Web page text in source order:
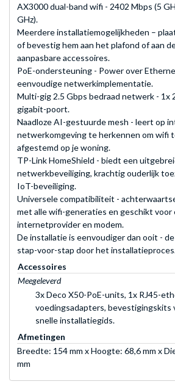
AX3000 dual-band wifi - 2402 Mbps (5
GHz).
Meerdere installatiemogelijkheden –
of bevestig hem aan het plafond of aan
aanpasbare accessoires.
PoE-ondersteuning - Power over
eenvoudige netwerkimplementatie.
Multi-gig 2.5 Gbps bedraad netwerk - 1x
gigabit-poort.
Naadloze AI-gestuurde mesh - leert op
netwerkomgeving te herkennen om wifi
afgestemd op je woning.
TP-Link HomeShield - biedt een
netwerkbeveiliging, krachtig ouderlijk
IoT-beveiliging.
Universele compatibiliteit -
met alle wifi-generaties en geschikt voor
internetprovider en modem.
De installatie is eenvoudiger dan ooit -
stap-voor-stap door het
Accessoires
Meegeleverd
3x Deco X50-PoE-units, 1x RJ45-
voedingsadapters, bevestigingskits
snelle installatiegids.
Afmetingen
Breedte: 154 mm x Hoogte: 68,6 mm x
mm